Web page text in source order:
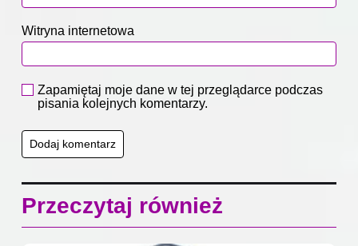
Witryna internetowa
Zapamiętaj moje dane w tej przeglądarce podczas
pisania kolejnych komentarzy.
Przeczytaj również